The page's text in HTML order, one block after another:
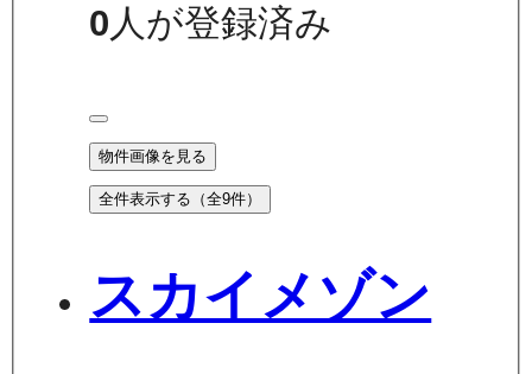
0 人が登録済み
物件画像を見る
全件表示する（全9件）
スカイメゾン